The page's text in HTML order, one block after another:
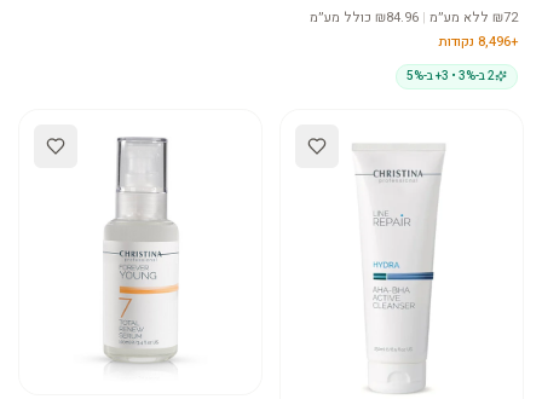
₪72 ללא מע״מ |
84.96
כולל מע״מ
+
8,496 נקודות
2 ב-3% • 3+ ב-5%